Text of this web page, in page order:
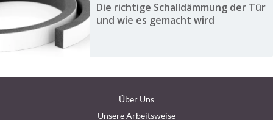
Die richtige Schalldämmung der Tür
und wie es gemacht wird
Über Uns
Unsere Arbeitsweise